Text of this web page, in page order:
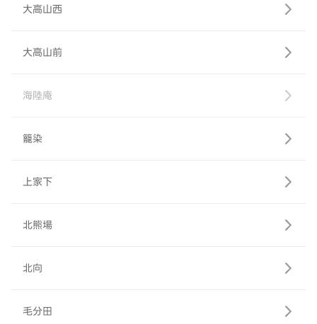
大高山西
大高山前
海陸庵
籠染
上家下
北熊場
北向
毛分田